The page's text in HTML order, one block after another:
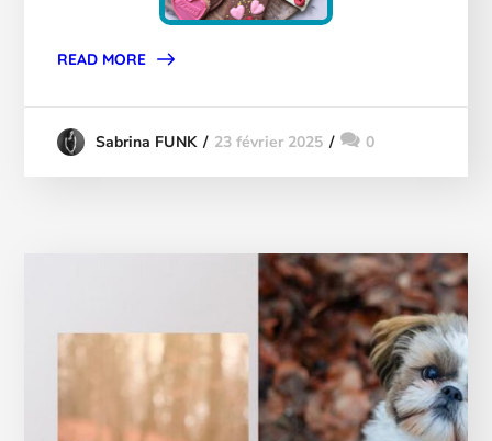
READ MORE
Sabrina FUNK 23 février 2025 0